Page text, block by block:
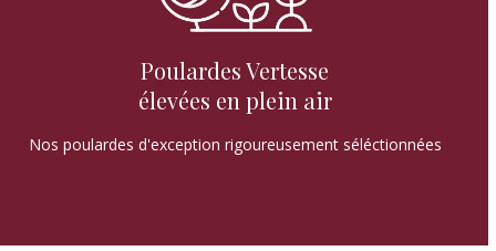
Poulardes Vertesse
élevées en plein air
Nos poulardes d'exception rigoureusement séléctionnées